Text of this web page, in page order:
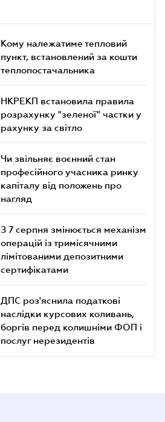
Кому належатиме тепловий
пункт, встановлений за кошти
теплопостачальника
НКРЕКП встановила правила
розрахунку "зеленої" частки у
рахунку за світло
Чи звільняє воєнний стан
професійного учасника ринку
капіталу від положень про
нагляд
З 7 серпня змінюється механізм
операцій із тримісячними
лімітованими депозитними
сертифікатами
ДПС роз'яснила податкові
наслідки курсових коливань,
боргів перед колишніми ФОП і
послуг нерезидентів